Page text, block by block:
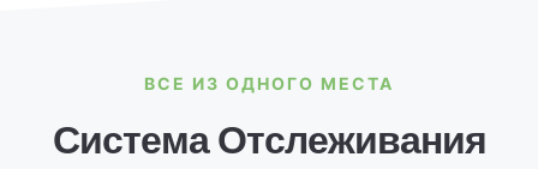
ВСЕ ИЗ ОДНОГО МЕСТА
Система Отслеживания